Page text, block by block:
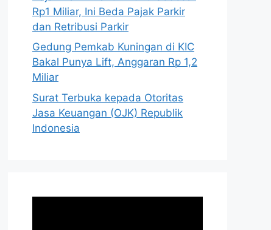
Rp1 Miliar, Ini Beda Pajak Parkir
dan Retribusi Parkir
Gedung Pemkab Kuningan di KIC
Bakal Punya Lift, Anggaran Rp 1,2
Miliar
Surat Terbuka kepada Otoritas
Jasa Keuangan (OJK) Republik
Indonesia